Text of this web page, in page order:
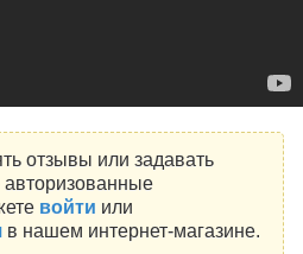
отзывы или задавать
авторизованные
войти или
в нашем интернет-магазине.